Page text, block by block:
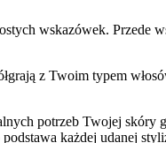
wskazówek. Przede
z Twoim typem
potrzeb Twojej skóry
każdej udanej